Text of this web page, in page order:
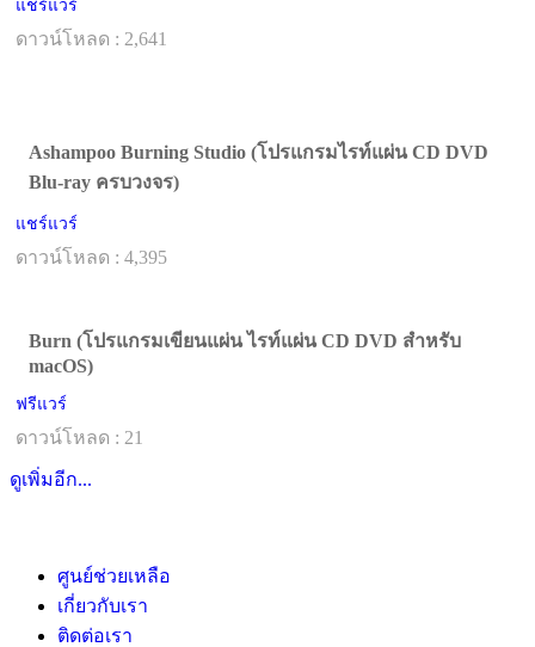
แชร์แวร์
ดาวน์โหลด : 2,641
Ashampoo Burning Studio (โปรแกรมไรท์แผ่น CD DVD
Blu-ray ครบวงจร)
แชร์แวร์
ดาวน์โหลด : 4,395
Burn (โปรแกรมเขียนแผ่น ไรท์แผ่น CD DVD สำหรับ
macOS)
ฟรีแวร์
ดาวน์โหลด : 21
ดูเพิ่มอีก...
ศูนย์ช่วยเหลือ
เกี่ยวกับเรา
ติดต่อเรา